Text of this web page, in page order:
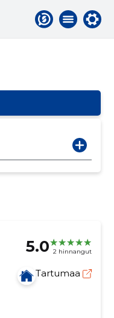
5.0 2 hinnangut
Tartumaa